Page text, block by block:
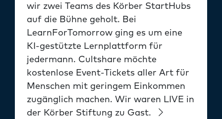
wir zwei Teams des Körber StartHubs
auf die Bühne geholt. Bei
LearnForTomorrow ging es um eine
KI-gestützte Lernplattform für
jedermann. Cultshare möchte
kostenlose Event-Tickets aller Art für
Menschen mit geringem Einkommen
zugänglich machen. Wir waren LIVE in
der Körber Stiftung zu Gast.